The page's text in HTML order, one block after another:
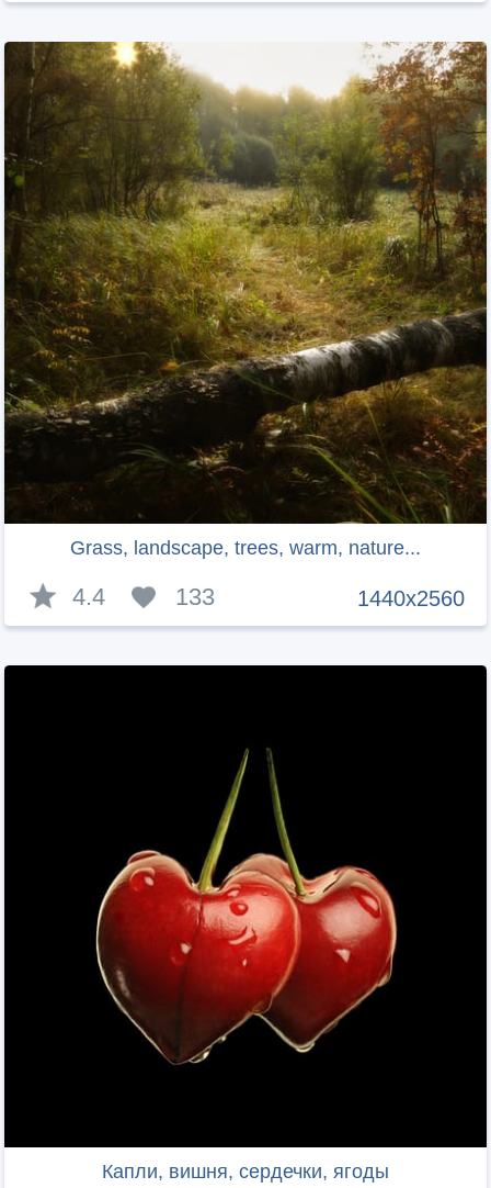
Grass, landscape, trees, warm, nature...
1440x2560
4.4 133
Капли, вишня, сердечки, ягоды